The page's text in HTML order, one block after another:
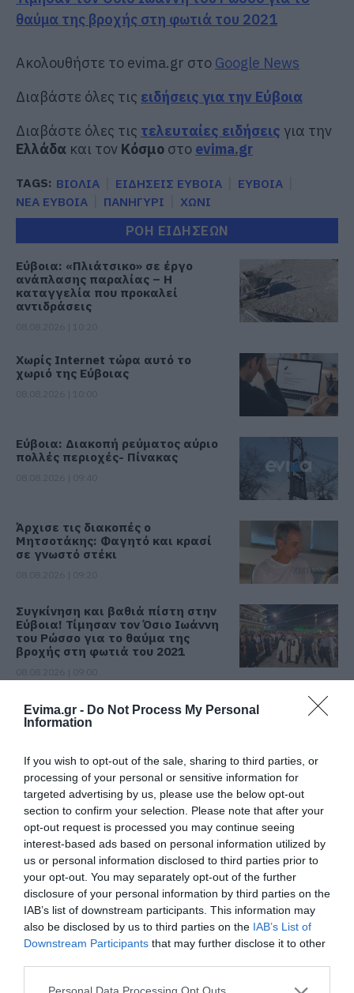
Evima.gr - Do Not Process My Personal
Information
If you wish to opt-out of the sale, sharing to third parties, or
processing of your personal or sensitive information for
targeted advertising by us, please use the below opt-out
section to confirm your selection. Please note that after your
opt-out request is processed you may continue seeing
interest-based ads based on personal information utilized by
us or personal information disclosed to third parties prior to
your opt-out. You may separately opt-out of the further
disclosure of your personal information by third parties on the
IAB’s list of downstream participants. This information may
also be disclosed by us to third parties on the IAB’s List of
Downstream Participants that may further disclose it to other
Please note that this website/app uses one or more Google
θαύμα της βροχής στη φωτιά του 2021
Ακολουθήστε το evima.gr στο Google News
Διαβάστε όλες τις ειδήσεις για την Εύβοια
Διαβάστε όλες τις τελευταίες ειδήσεις για την
Ελλάδα και τον Κόσμο στο evima.gr
TAGS: ΒΙΟΛΙΑ ΕΙΔΗΣΕΙΣ ΕΥΒΟΙΑ
ΕΥΒΟΙΑ
ΝΕΑ ΕΥΒΟΙΑ
ΠΑΝΗΓΥΡΙ ΧΩΝΙ
ΡΟΗ ΕΙΔΗΣΕΩΝ
Εύβοια: «Πλιάτσικο» σε έργο
ανάπλασης παραλίας – Η
καταγγελία που προκαλεί
αντιδράσεις
Χωρίς Internet τώρα αυτό το
χωριό της Εύβοιας
Εύβοια: Διακοπή ρεύματος αύριο
πολλές περιοχές- Πίνακας
Άρχισε τις διακοπές ο
Μητσοτάκης: Φαγητό και κρασί
σε γνωστό στέκι
Συγκίνηση και βαθιά πίστη στην
Εύβοια! Τίμησαν τον Όσιο Ιωάννη
του Ρώσσο για το θαύμα της
βροχής στη φωτιά του 2021
Εορτολόγιο: Ποιοι γιορτάζουν
σήμερα, Σάββατο 8 Αυγούστου
Καιρός: Πολύ ζέστη σήμερα στην
Εύβοια! Στα ύψη το θερμόμετρο
08.08.2026 | 08:20
Προσοχή σήμερα στην Εύβοια:
Υψηλός κίνδυνος πυρκαγιάς! Τι
απαγορεύεται από την Πολιτική
Προστασία
08.08.2026 | 08:00
Μεγάλο πανηγύρι στην Εύβοια:
ΠΕΡΙΣΣΟΤΕΡΑ ΑΠΟ ΕΙΔΗΣΕΙΣ ΕΥΒΟΙΑ
έργο ανάπλασης
αυτό το χωριό της